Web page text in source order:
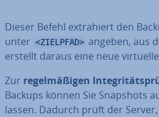
Dieser Befehl ex­tra­hiert den
unter <ZIELPFAD> angeben, aus
erstellt daraus eine neue
Zur re­gel­mä­ßi­gen
Backups können Sie Snapshots
lassen. Dadurch prüft der